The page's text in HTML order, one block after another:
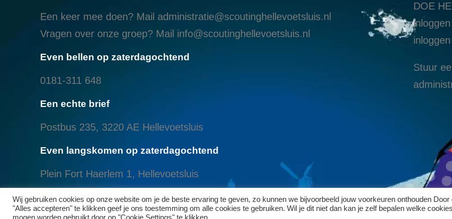
Een keer mee doen? Mail administratie@scoutinghellevoetsluis.nl
Vragen over onze groep? Mail info@scoutinghellevoetsluis.nl
Even bellen op zaterdagochtend
0181-311 648
Een echte brief
Postbus 235, 3220 AE Hellevoetsluis
Even langskomen op zaterdagochtend
Plein Fort Haerlem 1, Hellevoetsluis
Even langskomen aan het Brielse meer
DOE
i
Stuur
Wij gebruiken cookies op onze website om je de beste ervaring te geven, zo kunnen we bijvoorbeeld jouw voorkeuren onthouden Door
"Alles accepteren" te klikken geef je ons toestemming om alle cookies te gebruiken. Wil je dit niet dan kan je zelf bepalen welke